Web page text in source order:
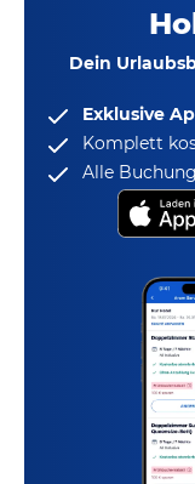
Dein
Exklusive
Komplett
Alle